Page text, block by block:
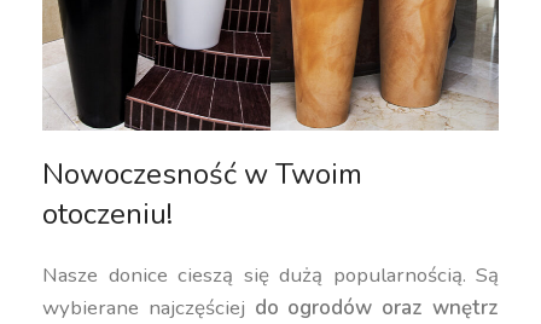
Nowoczesność w Twoim
otoczeniu!
Nasze donice cieszą się dużą popularnością. Są
wybierane najczęściej do ogrodów oraz wnętrz